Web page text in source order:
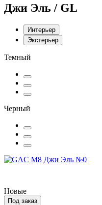
Джи Эль / GL
Интерьер
Экстерьер
Темный
Черный
Новые
Под заказ